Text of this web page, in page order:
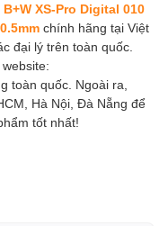
XS-Pro Digital 010
chính hãng tại Việt
đại lý trên toàn quốc.
toàn quốc. Ngoài ra,
Hà Nội, Đà Nẵng để
tốt nhất!